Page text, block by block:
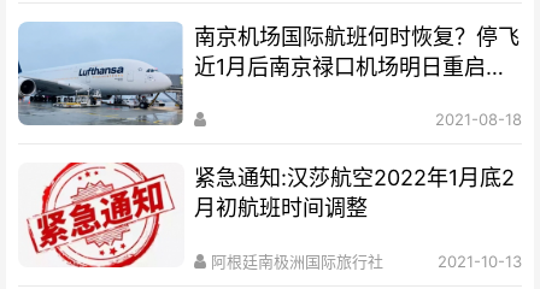
南京机场国际航班何时恢复？停飞
近1月后南京禄口机场明日重启国
2021-08-18
紧急通知:汉莎航空2022年1月底2
月初航班时间调整
阿根廷南极洲国际旅行社 2021-10-13